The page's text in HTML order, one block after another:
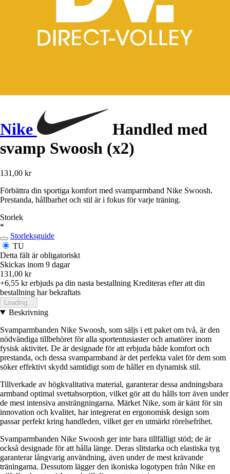
Nike
Handled med
svamp Swoosh (x2)
131,00 kr
Förbättra din sportiga komfort med svamparmband Nike Swoosh.
Prestanda, hållbarhet och stil är i fokus för varje träning.
Storlek
*
Storleksguide
TU
Detta fält är obligatoriskt
Skickas inom 9 dagar
131,00 kr
+6,55 krerbjuds pa din nasta bestallning Krediteras efter att din
bestallning har bekraftats
Loading...
Beskrivning
Svamparmbanden Nike Swoosh, som säljs i ett paket om två, är den
nödvändiga tillbehöret för alla sportentusiaster och amatörer inom
fysisk aktivitet. De är designade för att erbjuda både komfort och
prestanda, och dessa svamparmband är det perfekta valet för dem som
söker effektivt skydd samtidigt som de håller en dynamisk stil.
Tillverkade av högkvalitativa material, garanterar dessa andningsbara
armband optimal svettabsorption, vilket gör att du hålls torr även under
de mest intensiva ansträngningarna. Märket Nike, som är känt för sin
innovation och kvalitet, har integrerat en ergonomisk design som
passar perfekt kring handleden, vilket ger en utmärkt rörelsefrihet.
Svamparmbanden Nike Swoosh ger inte bara tillfälligt stöd; de är
också designade för att hålla länge. Deras slitstarka och elastiska tyg
garanterar långvarig användning, även under de mest krävande
träningarna. Dessutom lägger den ikoniska logotypen från Nike en